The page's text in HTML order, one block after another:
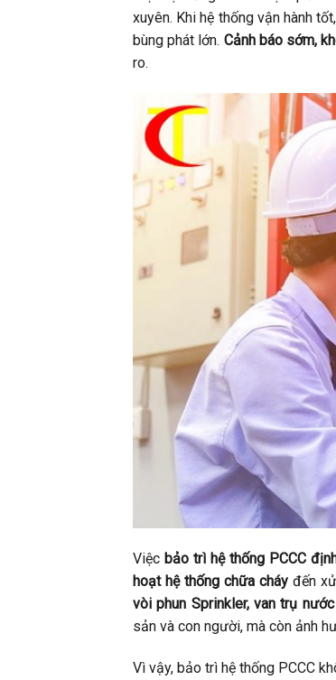
xuyên. Khi hệ thống vận hành tốt,
bùng phát lớn. Cảnh báo sớm,
ro.
Việc bảo trì hệ thống PCCC
hoạt hệ thống chữa cháy đến
vòi phun Sprinkler, van trụ nước
sản và con người, mà còn ảnh
Vì vậy, bảo trì hệ thống PCCC